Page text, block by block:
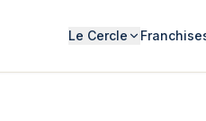
Le Cercle